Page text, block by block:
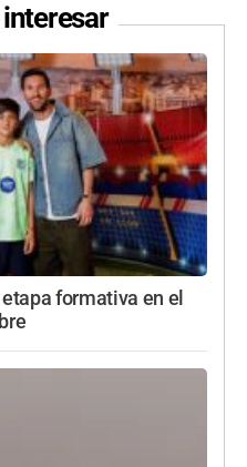
interesar
formativa en el